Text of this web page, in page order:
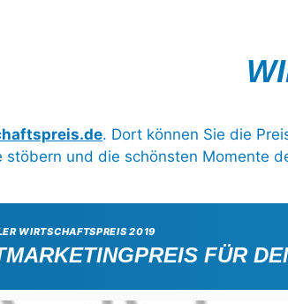
. Dort können Sie die
stöbern und die schönsten Momente
WIRTSCHAFTSPREIS 2019
FÜR